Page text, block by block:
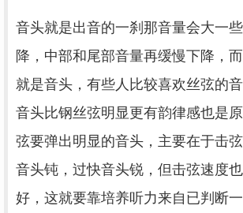
音头就是出音的一刹那音量会大一
降，中部和尾部音量再缓慢下降，
就是音头，有些人比较喜欢丝弦的
音头比钢丝弦明显更有韵律感也是
弦要弹出明显的音头，主要在于击
音头钝，过快音头锐，但击弦速度
好，这就要靠培养听力来自已判断